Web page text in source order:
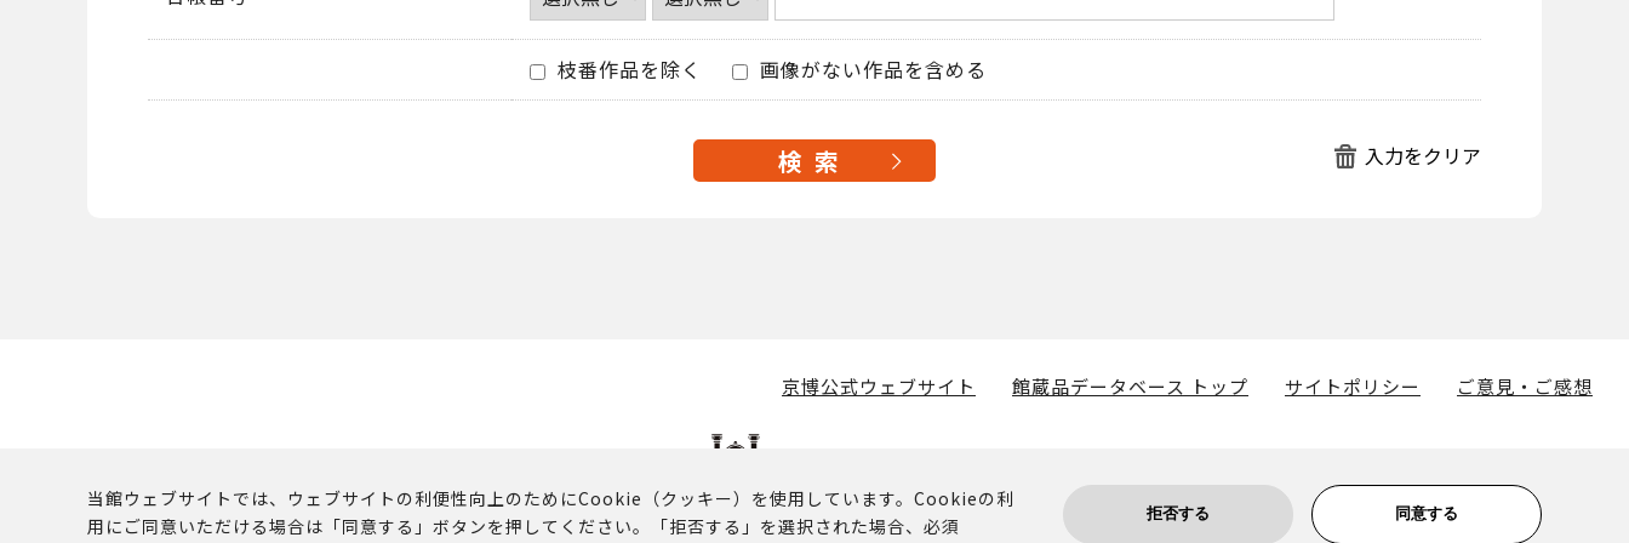
枝番作品を除く 画像がない作品を含める
京博公式ウェブサイト 館蔵品データベース トップ サイトポリシー ご意見・ご感想
このウェブサイトに掲載されるコンテンツに関する著作権その他の権利は、京都国立博物館に帰属します。
当館ウェブサイトでは、ウェブサイトの利便性向上のためにCookie（クッキー）を使用しています。Cookieの利
用にご同意いただける場合は「同意する」ボタンを押してください。「拒否する」を選択された場合、必須
拒否する 同意する